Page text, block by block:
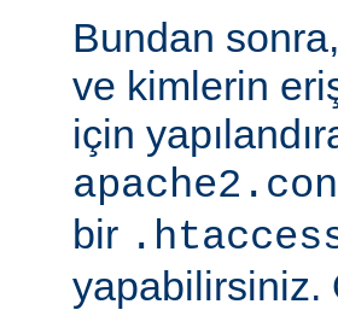
Bundan
ve kimlerin
için
bir
yapabilirsiniz.